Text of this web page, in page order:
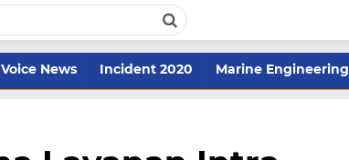
Voice News Incident 2020 Marine Engineering